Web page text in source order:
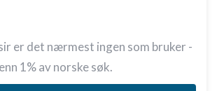
er det nærmest ingen som bruker -
1% av norske søk.